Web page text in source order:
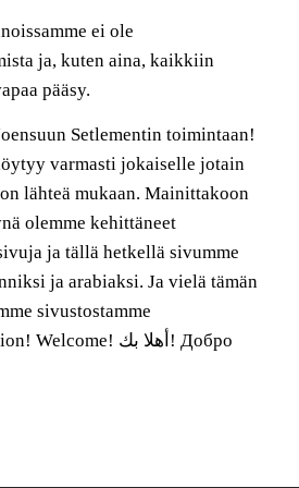
ei ole
ja, kuten aina, kaikkiin
pääsy.
Setlementin toimintaan!
varmasti jokaiselle jotain
lähteä mukaan. Mainittakoon
olemme kehittäneet
ja tällä hetkellä sivumme
ja arabiaksi. Ja vielä tämän
sivustostamme
Welcome! أهلا بك! Добро